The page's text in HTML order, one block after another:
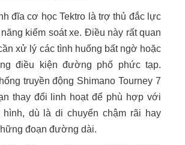
đĩa cơ học Tektro là trợ thủ đắc lực
kiểm soát xe. Điều này rất quan
xử lý các tình huống bất ngờ hoặc
điều kiện đường phố phức tạp.
truyền động Shimano Tourney 7
thay đổi linh hoạt để phù hợp với
dù là di chuyển chậm rãi hay
đoạn đường dài.